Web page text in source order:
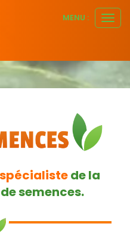
le
MENU :
de la
semences.